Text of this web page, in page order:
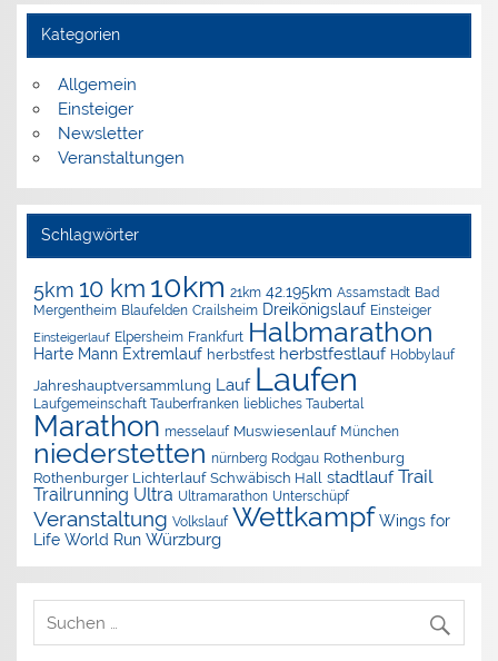
Kategorien
Allgemein
Einsteiger
Newsletter
Veranstaltungen
Schlagwörter
5km 10 km 10km 21km 42.195km Assamstadt Bad
Mergentheim Blaufelden Crailsheim Dreikönigslauf Einsteiger
Einsteigerlauf Elpersheim Frankfurt Halbmarathon
Harte Mann Extremlauf herbstfest herbstfestlauf Hobbylauf
Jahreshauptversammlung Lauf Laufen
Laufgemeinschaft Tauberfranken liebliches Taubertal
Marathon messelauf Muswiesenlauf München
niederstetten nürnberg Rodgau Rothenburg
Rothenburger Lichterlauf Schwäbisch Hall stadtlauf Trail
Trailrunning Ultra Ultramarathon Unterschüpf
Veranstaltung Volkslauf Wettkampf Wings for
Life World Run Würzburg